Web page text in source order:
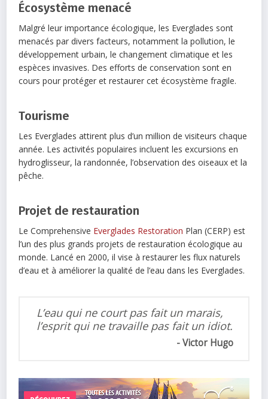
Écosystème menacé
Malgré leur importance écologique, les Everglades sont
menacés par divers facteurs, notamment la pollution, le
développement urbain, le changement climatique et les
espèces invasives. Des efforts de conservation sont en
cours pour protéger et restaurer cet écosystème fragile.
Tourisme
Les Everglades attirent plus d’un million de visiteurs chaque
année. Les activités populaires incluent les excursions en
hydroglisseur, la randonnée, l’observation des oiseaux et la
pêche.
Projet de restauration
Le Comprehensive Everglades Restoration Plan (CERP) est
l’un des plus grands projets de restauration écologique au
monde. Lancé en 2000, il vise à restaurer les flux naturels
d’eau et à améliorer la qualité de l’eau dans les Everglades.
L’eau qui ne court pas fait un marais,
l’esprit qui ne travaille pas fait un idiot.
Victor Hugo